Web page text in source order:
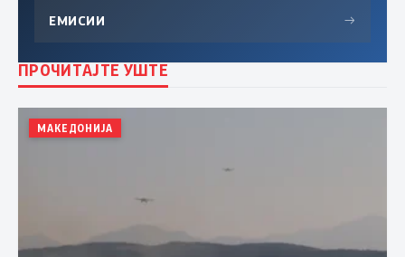
ЕМИСИИ →
ПРОЧИТАЈТЕ УШТЕ
МАКЕДОНИЈА